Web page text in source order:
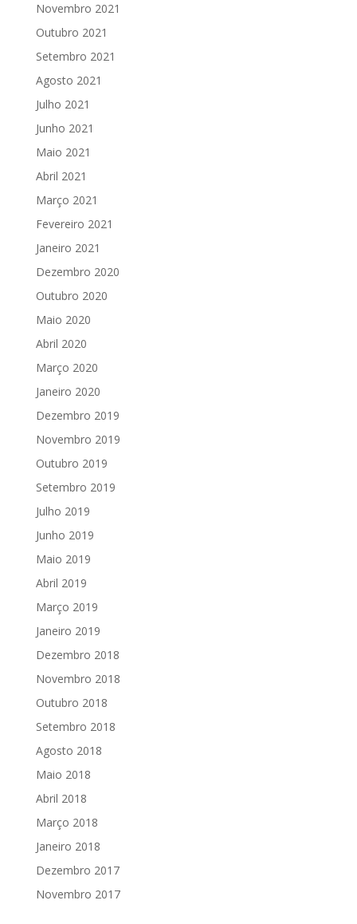
Novembro 2021
Outubro 2021
Setembro 2021
Agosto 2021
Julho 2021
Junho 2021
Maio 2021
Abril 2021
Março 2021
Fevereiro 2021
Janeiro 2021
Dezembro 2020
Outubro 2020
Maio 2020
Abril 2020
Março 2020
Janeiro 2020
Dezembro 2019
Novembro 2019
Outubro 2019
Setembro 2019
Julho 2019
Junho 2019
Maio 2019
Abril 2019
Março 2019
Janeiro 2019
Dezembro 2018
Novembro 2018
Outubro 2018
Setembro 2018
Agosto 2018
Maio 2018
Abril 2018
Março 2018
Janeiro 2018
Dezembro 2017
Novembro 2017